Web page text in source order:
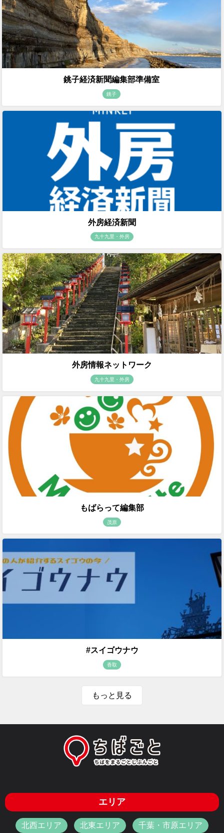
銚子経済新聞編集部準備室
銚子
外房経済新聞
九十九里・外房
外房情報ネットワーク
九十九里・外房
もばらって編集部
茂原
#スイゴウナウ
香取
もっと見る
エリア
北西エリア 北東エリア 千葉・市原エリア